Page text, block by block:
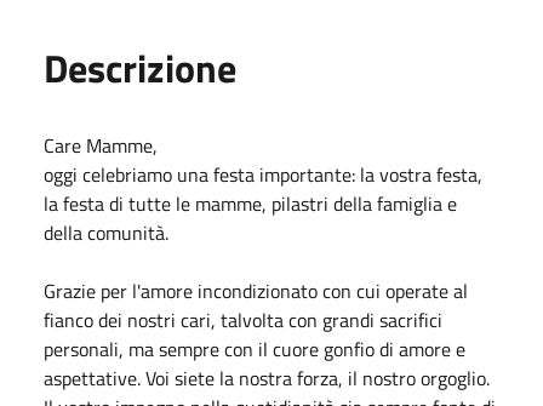
Descrizione
Care Mamme,
oggi celebriamo una festa importante: la vostra festa,
la festa di tutte le mamme, pilastri della famiglia e
della comunità.
Grazie per l'amore incondizionato con cui operate al
fianco dei nostri cari, talvolta con grandi sacrifici
personali, ma sempre con il cuore gonfio di amore e
aspettative. Voi siete la nostra forza, il nostro orgoglio.